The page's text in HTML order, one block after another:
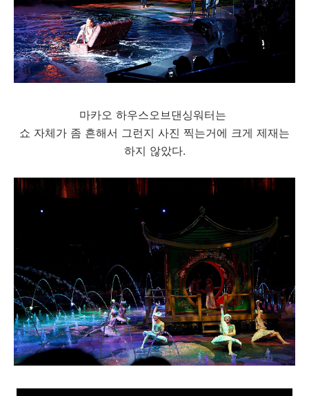
마카오 하우스오브댄싱워터는
쇼 자체가 좀 흔해서 그런지 사진 찍는거에 크게 제재는
하지 않았다.